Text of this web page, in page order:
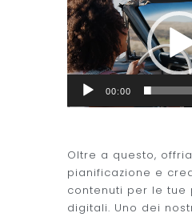
Player
00:00
Oltre a questo,
pianificazione e
contenuti per le tue
digitali. Uno dei